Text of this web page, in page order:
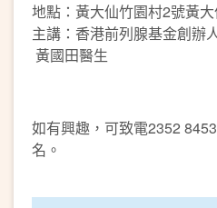
地點：黃大仙竹園村2號黃
主講：香港前列腺基金創辦
黃國田醫生
如有興趣，可致電2352
名。